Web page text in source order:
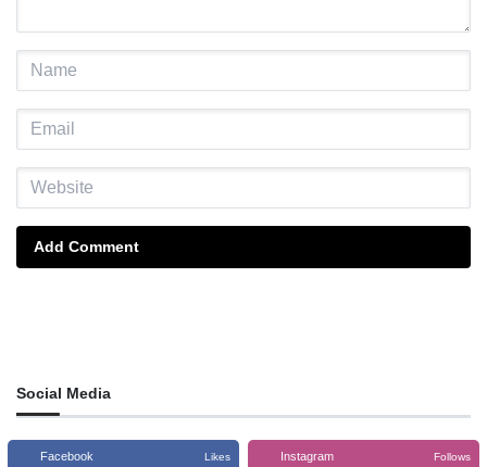
Add Comment
Social Media
Facebook Likes Instagram Follows